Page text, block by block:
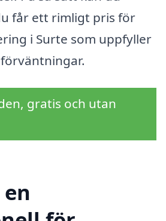
får ett rimligt pris för
i Surte som uppfyller
gratis och utan